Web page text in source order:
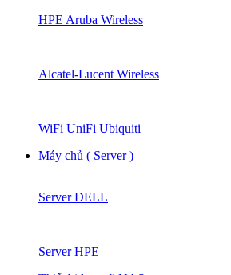
HPE Aruba Wireless
Alcatel-Lucent Wireless
WiFi UniFi Ubiquiti
Máy chủ ( Server )
Server DELL
Server HPE